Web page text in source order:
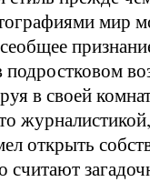
мир
подростковом
в своей
открыть
считают